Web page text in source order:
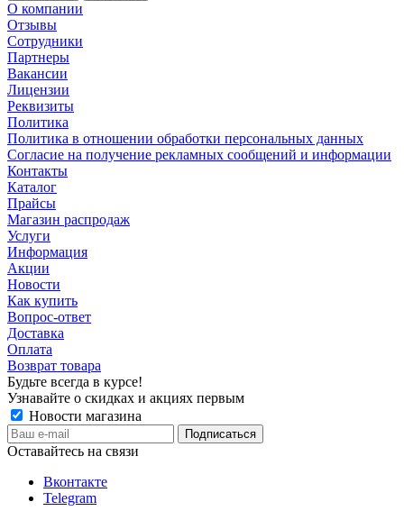
О компании
Отзывы
Сотрудники
Партнеры
Вакансии
Лицензии
Реквизиты
Политика
Политика в отношении обработки персональных данных
Согласие на получение рекламных сообщений и информации
Контакты
Каталог
Прайсы
Магазин распродаж
Услуги
Информация
Акции
Новости
Как купить
Вопрос-ответ
Доставка
Оплата
Возврат товара
Будьте всегда в курсе!
Узнавайте о скидках и акциях первым
Новости магазина
Оставайтесь на связи
Вконтакте
Telegram